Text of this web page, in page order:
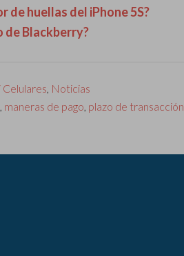
de huellas del iPhone 5S?
de Blackberry?
, Noticias
, maneras de pago, plazo de transacción